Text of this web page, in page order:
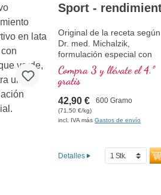
estructuras articulares
Sport -
Original de la receta según
Dr. med. Michalzik,
formulación especial con
arginina, BCAA, L-carnitina,
taurina, creatina y
Compra 3 y llévate el 4.º
gratis
42,90 € 600 Gramo
(71,50 €/kg)
incl. IVA másGastos de envío
Detalles